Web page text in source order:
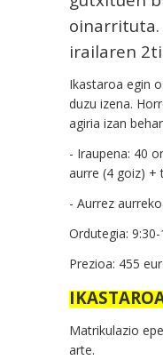
oinarrituta.
irailaren
Ikastaroa egin
duzu izena.
agiria izan
- Iraupena: 40
aurre (4 goiz) +
- Aurrez
Ordutegia: 9:30-
Prezioa: 455
Matrikulazio
arte.